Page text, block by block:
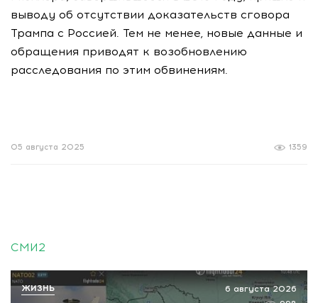
выводу об отсутствии доказательств сговора
Трампа с Россией. Тем не менее, новые данные и
обращения приводят к возобновлению
расследования по этим обвинениям.
1359
05 августа 2025
СМИ2
6 августа 2026
ЖИЗНЬ